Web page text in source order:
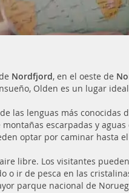
Nordfjord, en el oeste de
Olden es un lugar
las lenguas más conocidas
escarpadas y
optar por caminar hasta
libre. Los visitantes
o ir de pesca en las
parque nacional de